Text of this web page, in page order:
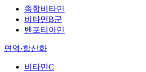
종합비타민
비타민B군
벤포티아민
면역·항산화
비타민C